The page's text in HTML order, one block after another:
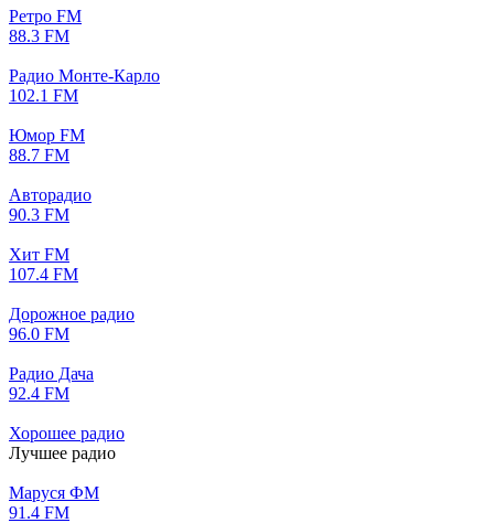
Ретро FM
88.3 FM
Радио Монте-Карло
102.1 FM
Юмор FM
88.7 FM
Авторадио
90.3 FM
Хит FM
107.4 FM
Дорожное радио
96.0 FM
Радио Дача
92.4 FM
Хорошее радио
Лучшее радио
Маруся ФМ
91.4 FM